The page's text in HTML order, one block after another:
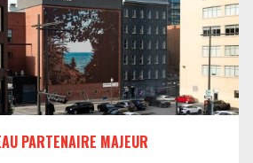
PARTENAIRE MAJEUR